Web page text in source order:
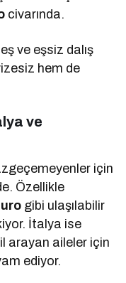
civarında.
ve eşsiz dalış
hem de
ve
için
Özellikle
gibi ulaşılabilir
İtalya ise
arayan aileler için
ediyor.